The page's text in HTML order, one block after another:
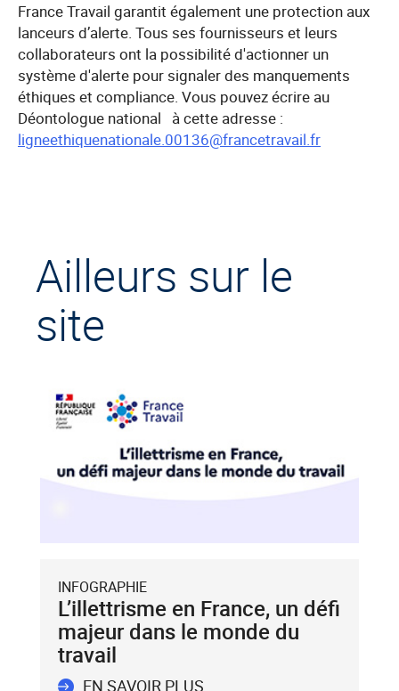
France Travail garantit également une protection aux
lanceurs d’alerte. Tous ses fournisseurs et leurs
collaborateurs ont la possibilité d'actionner un
système d'alerte pour signaler des manquements
éthiques et compliance. Vous pouvez écrire au
Déontologue national à cette adresse :
ligneethiquenationale.00136@francetravail.fr
Ailleurs sur le
site
INFOGRAPHIE
L’illettrisme en France, un défi
majeur dans le monde du
travail
EN SAVOIR PLUS